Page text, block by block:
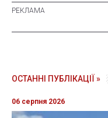
ОСТАННІ ПУБЛІКАЦІЇ »
06 серпня 2026